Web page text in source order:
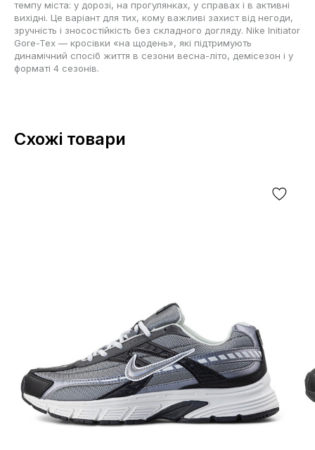
темпу міста: у дорозі, на прогулянках, у справах і в активні
вихідні. Це варіант для тих, кому важливі захист від негоди,
зручність і зносостійкість без складного догляду. Nike Initiator
Gore-Tex — кросівки «на щодень», які підтримують
динамічний спосіб життя в сезони весна-літо, демісезон і у
форматі 4 сезонів.
Схожі товари